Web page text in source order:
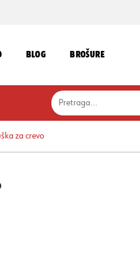
BLOG BROŠURE
za crevo